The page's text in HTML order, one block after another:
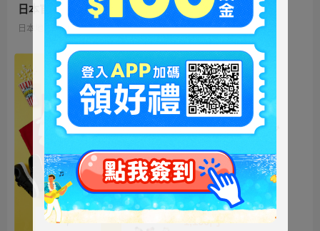
日本官方迪士尼商城
日本地區限定販售的迪士尼商品 多種品類、角色商品供您挑選
ミッキー ファートート
2WAY Fur Tote
4,500円
NT973
ベイマックス ぬいぐるみ
うるぽちゃちゃん
1,300円
NT281
ディズニーキャラクター
シークレットストラップ
迎春コレクション
1,100円